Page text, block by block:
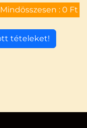
Mindösszesen : 0 Ft